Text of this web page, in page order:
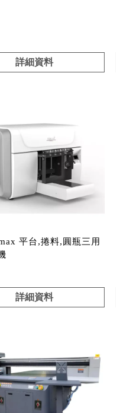
詳細資料
平台,捲料,圓瓶三用
詳細資料